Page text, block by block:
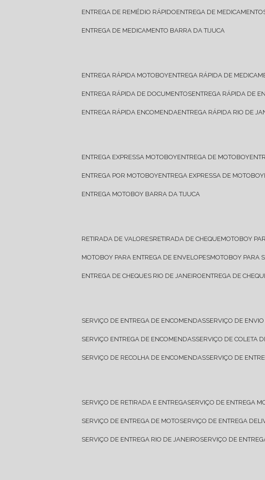
ENTREGA DE REMÉDIO RÁPIDO ENTREGA DE
ENTREGA DE MEDICAMENTO BARRA DA TIJUCA
ENTREGA RÁPIDA MOTOBOY ENTREGA RÁPIDA DE
ENTREGA RÁPIDA DE DOCUMENTOS ENTREGA RÁPIDA DE
ENTREGA RÁPIDA ENCOMENDA ENTREGA RÁPIDA RIO DE
ENTREGA EXPRESSA MOTOBOY ENTREGA DE MOTOBOY
ENTREGA POR MOTOBOY ENTREGA EXPRESSA DE MOTOBOY
ENTREGA MOTOBOY BARRA DA TIJUCA
RETIRADA DE VALORES RETIRADA DE CHEQUE MOTOBOY
MOTOBOY PARA ENTREGA DE ENVELOPES MOTOBOY PARA
ENTREGA DE CHEQUES RIO DE JANEIRO ENTREGA DE
SERVIÇO DE ENTREGA DE ENCOMENDAS SERVIÇO DE
SERVIÇO ENTREGA DE ENCOMENDAS SERVIÇO DE COLETA
SERVIÇO DE RECOLHA DE ENCOMENDAS SERVIÇO DE
SERVIÇO DE RETIRADA E ENTREGA SERVIÇO DE ENTREGA
SERVIÇO DE ENTREGA DE MOTO SERVIÇO DE ENTREGA
SERVIÇO DE ENTREGA RIO DE JANEIRO SERVIÇO DE